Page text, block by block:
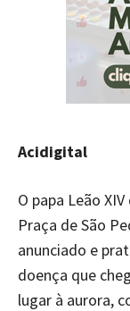
Acidigital
O papa Leão
Praça de São
anunciado e
doença que
lugar à aurora,